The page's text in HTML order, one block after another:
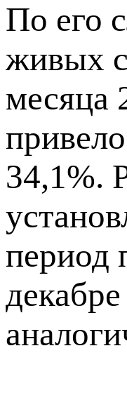
По его
живых
месяца
34,1%.
период